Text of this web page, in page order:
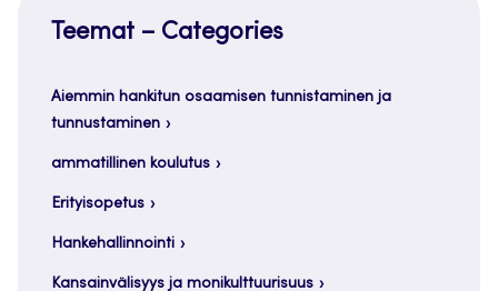
Teemat – Categories
Aiemmin hankitun osaamisen tunnistaminen ja
tunnustaminen
ammatillinen koulutus
Erityisopetus
Hankehallinnointi
Kansainvälisyys ja monikulttuurisuus